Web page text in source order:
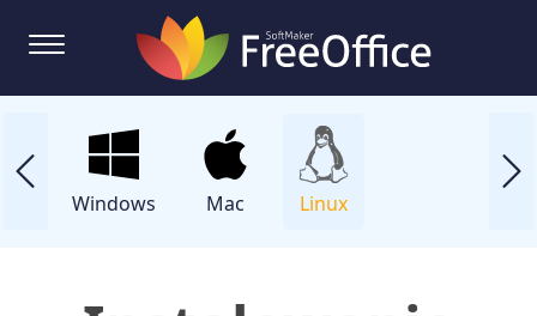
Windows Mac Linux